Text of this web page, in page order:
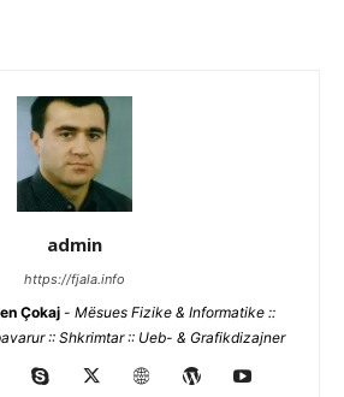
admin
https://fjala.info
Çokaj - Mësues Fizike & Informatike ::
:: Shkrimtar :: Ueb- & Grafikdizajner